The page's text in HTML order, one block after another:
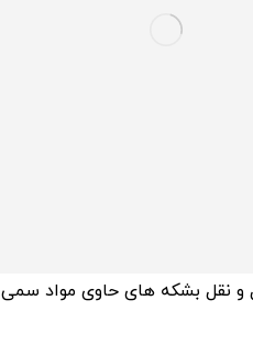
و نقل بشکه های حاوی مواد سمی